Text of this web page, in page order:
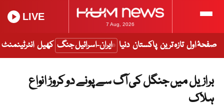
7 Aug, 2026
LIVE
صفحۂ اول تازہ ترین پاکستان دنیا ایران-اسرائیل جنگ کھیل انٹرٹینمنٹ
برازیل میں جنگل کی آگ سے پونے دو کروڑ انواع
ہلاک